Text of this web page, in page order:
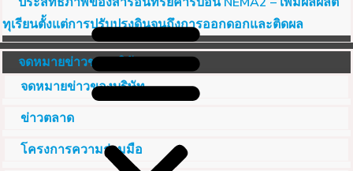
ทุเรียนตั้งแต่การปรับปรุงดินจนถึงการออกดอกและติดผล
จดหมายข่าวของบริษัท
จดหมายข่าวของบริษัท
ข่าวตลาด
โครงการความร่วมมือ